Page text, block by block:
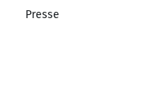
Presse